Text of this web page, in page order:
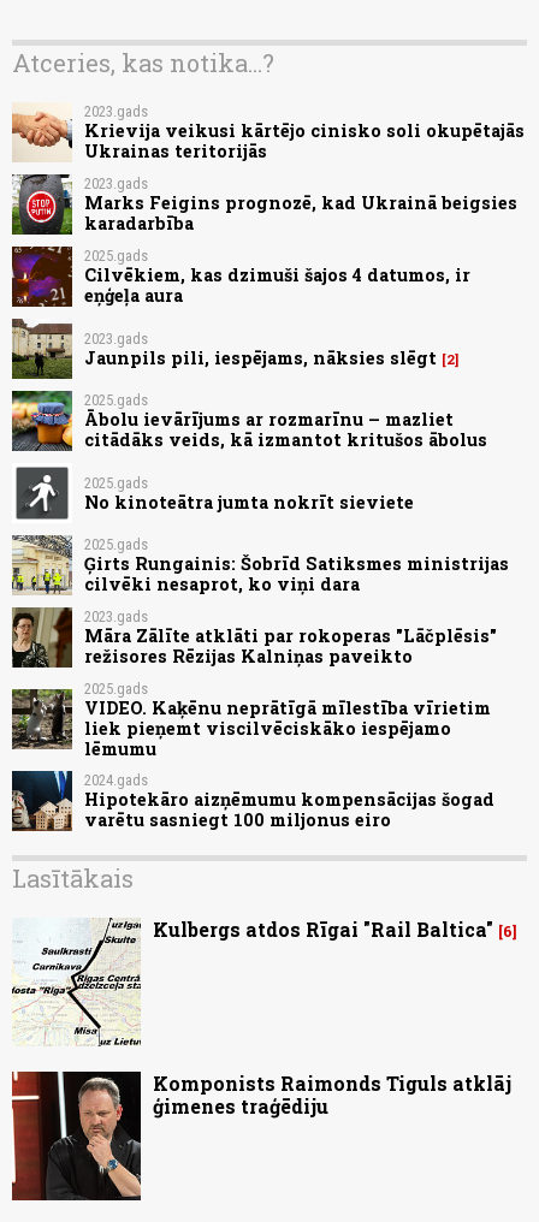
Atceries, kas notika...?
2023.gads
Krievija veikusi kārtējo cinisko soli okupētajās
Ukrainas teritorijās
2023.gads
Marks Feigins prognozē, kad Ukrainā beigsies
karadarbība
2025.gads
Cilvēkiem, kas dzimuši šajos 4 datumos, ir
eņģeļa aura
2023.gads
Jaunpils pili, iespējams, nāksies slēgt 2
2025.gads
Ābolu ievārījums ar rozmarīnu – mazliet
citādāks veids, kā izmantot kritušos ābolus
2025.gads
No kinoteātra jumta nokrīt sieviete
2025.gads
Ģirts Rungainis: Šobrīd Satiksmes ministrijas
cilvēki nesaprot, ko viņi dara
2023.gads
Māra Zālīte atklāti par rokoperas "Lāčplēsis"
režisores Rēzijas Kalniņas paveikto
2025.gads
VIDEO. Kaķēnu neprātīgā mīlestība vīrietim
liek pieņemt viscilvēciskāko iespējamo
lēmumu
2024.gads
Hipotekāro aizņēmumu kompensācijas šogad
varētu sasniegt 100 miljonus eiro
Lasītākais
Kulbergs atdos Rīgai "Rail Baltica" 6
Komponists Raimonds Tiguls atklāj
ģimenes traģēdiju